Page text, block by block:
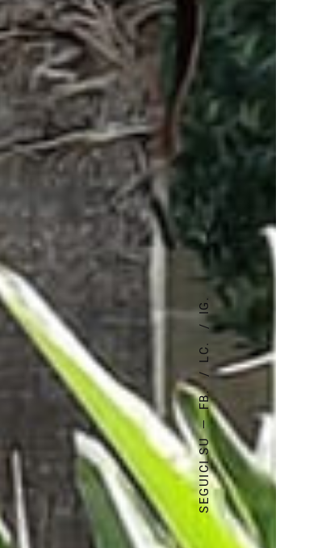
SEGUICI SU
—
FB.
LC.
IG.